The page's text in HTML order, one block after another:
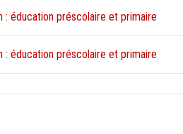
éducation préscolaire et primaire
éducation préscolaire et primaire